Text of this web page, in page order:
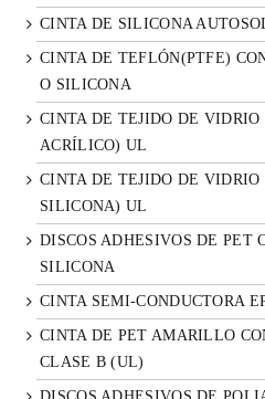
CINTA DE SILICONA
CINTA DE TEFLÓN(PTFE)
O SILICONA
CINTA DE TEJIDO DE
ACRÍLICO) UL
CINTA DE TEJIDO DE
SILICONA) UL
DISCOS ADHESIVOS DE PET
SILICONA
CINTA SEMI-CONDUCTORA
CINTA DE PET AMARILLO
CLASE B (UL)